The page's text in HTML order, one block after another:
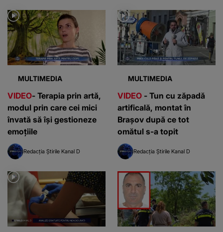
MULTIMEDIA
VIDEO- Terapia prin artă,
modul prin care cei mici
învată să își gestioneze
emoțiile
Redacția Știrile Kanal D
MULTIMEDIA
VIDEO - Tun cu zăpadă
artificală, montat în
Brașov după ce tot
omătul s-a topit
Redacția Știrile Kanal D